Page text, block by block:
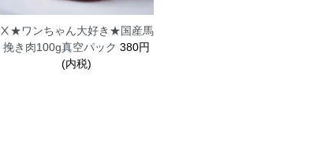
Ⅹ★ワンちゃん大好き★国産馬
挽き肉100g真空パック 380円
(内税)